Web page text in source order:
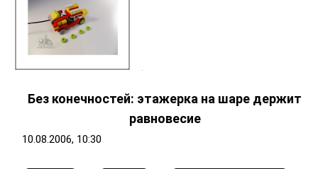
Без конечностей: этажерка на шаре держит
равновесие
10.08.2006, 10:30